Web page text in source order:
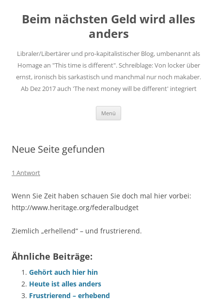
springen
Beim nächsten Geld wird alles
anders
Libraler/Libertärer und pro-kapitalistischer Blog, umbenannt als
Homage an "This time is different". Schreiblage: Von locker über
ernst, ironisch bis sarkastisch und manchmal nur noch makaber.
Ab Dez 2017 auch 'The next money will be different' integriert
Menü
Neue Seite gefunden
1 Antwort
Wenn Sie Zeit haben schauen Sie doch mal hier vorbei:
http://www.heritage.org/federalbudget
Ziemlich „erhellend“ – und frustrierend.
Ähnliche Beiträge:
Gehört auch hier hin
Heute ist alles anders
Frustrierend – erhebend